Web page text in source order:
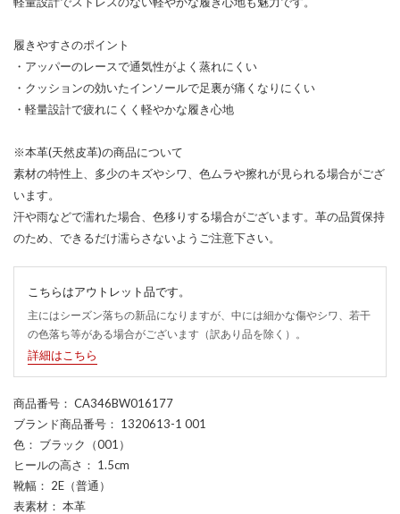
履きやすさのポイント
・アッパーのレースで通気性がよく蒸れにくい
・クッションの効いたインソールで足裏が痛くなりにくい
・軽量設計で疲れにくく軽やかな履き心地
※本革(天然皮革)の商品について
素材の特性上、多少のキズやシワ、色ムラや擦れが見られる場合がござ
います。
汗や雨などで濡れた場合、色移りする場合がございます。革の品質保持
のため、できるだけ濡らさないようご注意下さい。
こちらはアウトレット品です。
主にはシーズン落ちの新品になりますが、中には細かな傷やシワ、若干
の色落ち等がある場合がございます（訳あり品を除く）。
詳細はこちら
商品番号 ： CA346BW016177
ブランド商品番号 ： 1320613-1 001
色 ： ブラック（001）
ヒールの高さ ： 1.5cm
靴幅 ： 2E（普通）
表素材 ： 本革